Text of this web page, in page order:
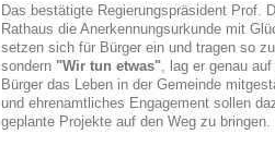
Das bestätigte Regierungspräsident Prof.
Rathaus die Anerkennungsurkunde mit
setzen sich für Bürger ein und tragen so
sondern "Wir tun etwas" , lag er genau
Bürger das Leben in der Gemeinde
und ehrenamtliches Engagement sollen
geplante Projekte auf den Weg zu bringen.